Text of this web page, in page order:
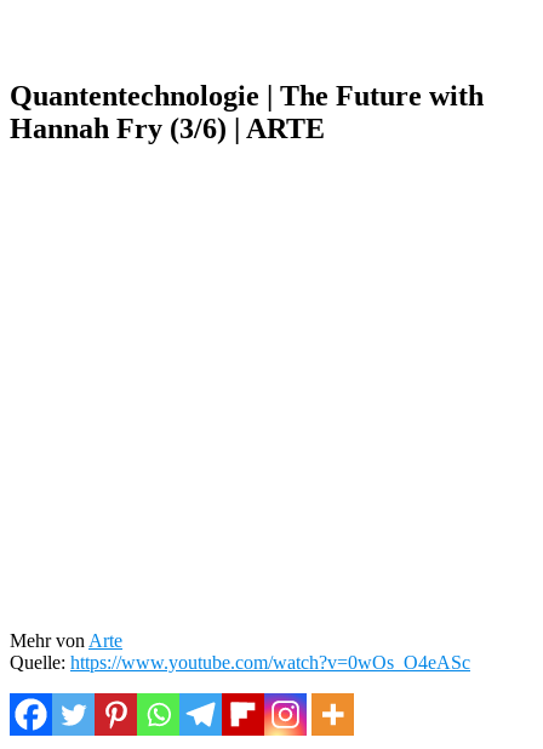
Quantentechnologie | The Future with
Hannah Fry (3/6) | ARTE
Mehr von Arte
Quelle: https://www.youtube.com/watch?v=0wOs_O4eASc